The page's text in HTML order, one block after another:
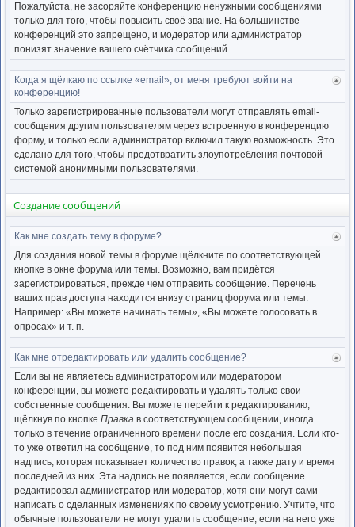
Пожалуйста, не засоряйте конференцию ненужными сообщениями
только для того, чтобы повысить своё звание. На большинстве
конференций это запрещено, и модератор или администратор
понизят значение вашего счётчика сообщений.
Когда я щёлкаю по ссылке «email», от меня требуют войти на
конференцию!
Только зарегистрированные пользователи могут отправлять email-
сообщения другим пользователям через встроенную в конференцию
форму, и только если администратор включил такую возможность. Это
сделано для того, чтобы предотвратить злоупотребления почтовой
системой анонимными пользователями.
Создание сообщений
Как мне создать тему в форуме?
Для создания новой темы в форуме щёлкните по соответствующей
кнопке в окне форума или темы. Возможно, вам придётся
зарегистрироваться, прежде чем отправить сообщение. Перечень
ваших прав доступа находится внизу страниц форума или темы.
Например: «Вы можете начинать темы», «Вы можете голосовать в
опросах» и т. п.
Как мне отредактировать или удалить сообщение?
Если вы не являетесь администратором или модератором
конференции, вы можете редактировать и удалять только свои
собственные сообщения. Вы можете перейти к редактированию,
щёлкнув по кнопке Правка в соответствующем сообщении, иногда
только в течение ограниченного времени после его создания. Если кто-
то уже ответил на сообщение, то под ним появится небольшая
надпись, которая показывает количество правок, а также дату и время
последней из них. Эта надпись не появляется, если сообщение
редактировал администратор или модератор, хотя они могут сами
написать о сделанных изменениях по своему усмотрению. Учтите, что
обычные пользователи не могут удалить сообщение, если на него уже